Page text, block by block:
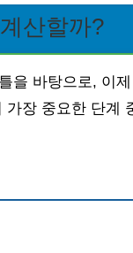
산할까?
을 바탕으로, 이
장 중요한 단계